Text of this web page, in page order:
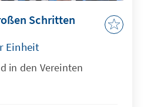
Schritten
Einheit
in den Vereinten